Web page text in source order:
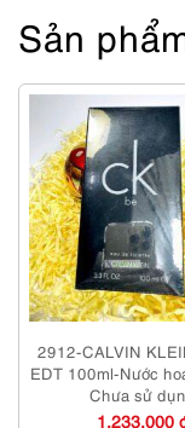
Sản
2912-CALVIN
EDT 100ml-Nước
Chưa sử
1,233,000